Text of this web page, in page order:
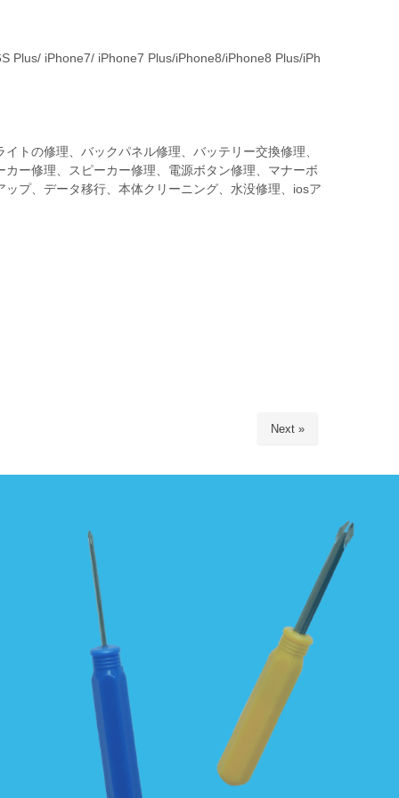
Plus/ iPhone7/ iPhone7 Plus/iPhone8/iPhone8 Plus/iPh
トの修理、バックパネル修理、バッテリー交換修理、
ー修理、スピーカー修理、電源ボタン修理、マナーボ
プ、データ移行、本体クリーニング、水没修理、iosア
Next »